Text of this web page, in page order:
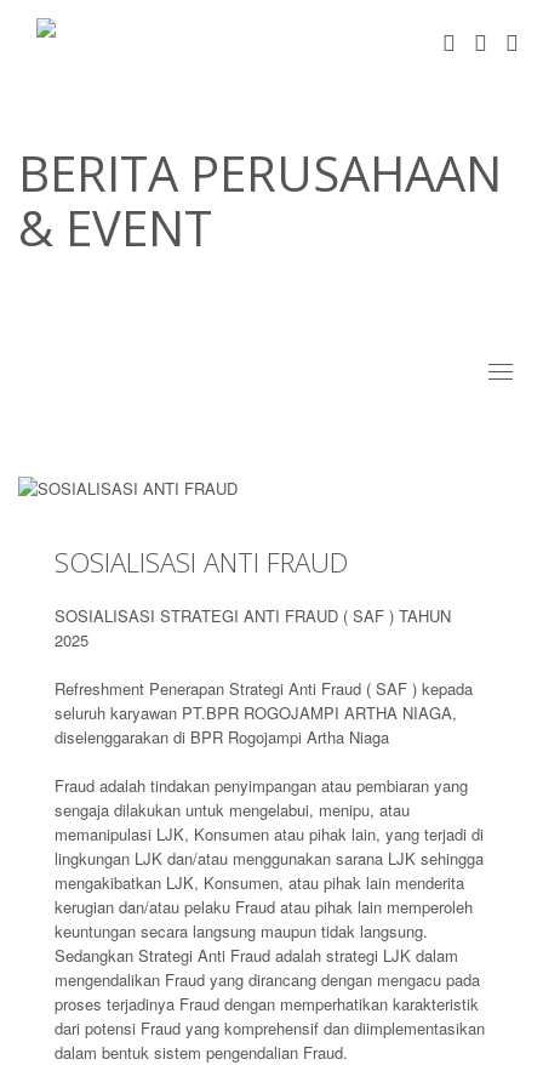
BERITA PERUSAHAAN
& EVENT
SOSIALISASI ANTI FRAUD
SOSIALISASI STRATEGI ANTI FRAUD ( SAF ) TAHUN
2025
Refreshment Penerapan Strategi Anti Fraud ( SAF ) kepada
seluruh karyawan PT.BPR ROGOJAMPI ARTHA NIAGA,
diselenggarakan di BPR Rogojampi Artha Niaga
Fraud adalah tindakan penyimpangan atau pembiaran yang
sengaja dilakukan untuk mengelabui, menipu, atau
memanipulasi LJK, Konsumen atau pihak lain, yang terjadi di
lingkungan LJK dan/atau menggunakan sarana LJK sehingga
mengakibatkan LJK, Konsumen, atau pihak lain menderita
kerugian dan/atau pelaku Fraud atau pihak lain memperoleh
keuntungan secara langsung maupun tidak langsung.
Sedangkan Strategi Anti Fraud adalah strategi LJK dalam
mengendalikan Fraud yang dirancang dengan mengacu pada
proses terjadinya Fraud dengan memperhatikan karakteristik
dari potensi Fraud yang komprehensif dan diimplementasikan
dalam bentuk sistem pengendalian Fraud.